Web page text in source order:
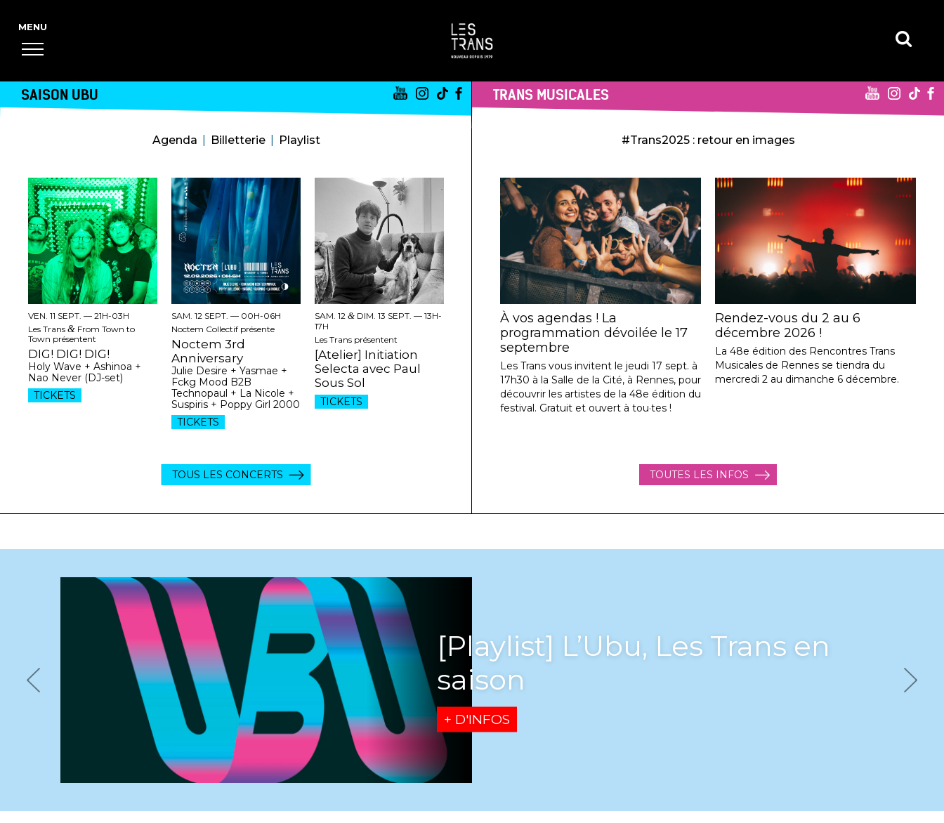
SAISON UBU
Agenda Billetterie Playlist
VEN. 11 SEPT. —21H-03H
Les Trans& From Town to
Town présentent
DIG! DIG! DIG!
Holy Wave + Ashinoa +
Nao Never (DJ-set)
TICKETS
SAM. 12 SEPT. — 00H-06H
Noctem Collectif présente
Noctem 3rd
Anniversary
Julie Desire + Yasmae +
Fckg Mood B2B
Technopaul + La Nicole +
Suspiris + Poppy Girl 2000
TICKETS
SAM. 12 &DIM. 13 SEPT. — 13H-
17H
Les Trans présentent
[Atelier] Initiation
Selecta avec Paul
Sous Sol
TICKETS
TOUS LES CONCERTS
TRANS MUSICALES
#Trans2025 : retour en images
À vos agendas ! La
programmation dévoilée le 17
septembre
Les Trans vous invitent le jeudi 17 sept. à
17h30 à la Salle de la Cité, à Rennes, pour
découvrir les artistes de la 48e édition du
festival. Gratuit et ouvert à tou·tes !
Rendez-vous du 2 au 6
décembre 2026 !
La 48e édition des Rencontres Trans
Musicales de Rennes se tiendra du
mercredi 2 au dimanche 6 décembre.
TOUTES LES INFOS
[Podcast] Repenser les
“musiques du monde” au-delà
des étiquettes
+ D'INFOS
Previous Next